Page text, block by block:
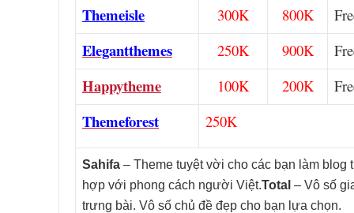
Themeisle 300K 800K
Elegantthemes 250K 900K
Happytheme 100K 200K
Themeforest 250K
Sahifa – Theme tuyệt vời cho các bạn làm
hợp với phong cách người Việt.Total – Vô số
trưng bài. Vô số chủ đề đẹp cho bạn lựa chọn.